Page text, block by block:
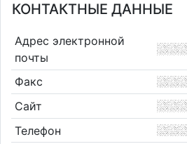
КОНТАКТНЫЕ ДАННЫЕ
Адрес электронной
почты
Факс
Сайт
Телефон